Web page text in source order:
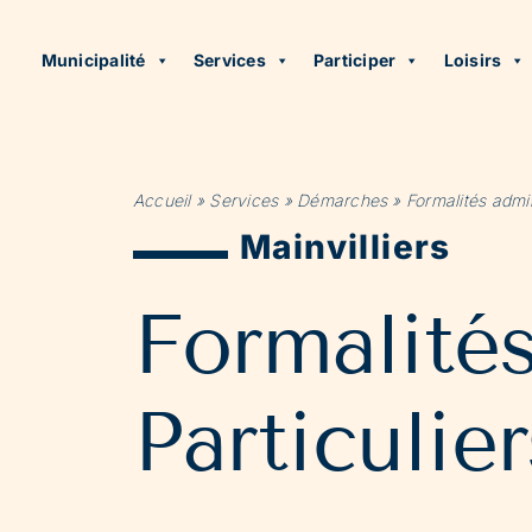
Municipalité Services Participer Loisirs
Accueil» Services» Démarches» Formalités
Mainvilliers